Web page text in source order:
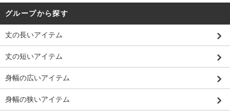
グループから探す
丈の長いアイテム
丈の短いアイテム
身幅の広いアイテム
身幅の狭いアイテム